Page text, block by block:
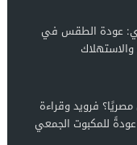
عودة الطقس في
والاستهلاك
فرويد وقراءة
للمكبوت الجمعي